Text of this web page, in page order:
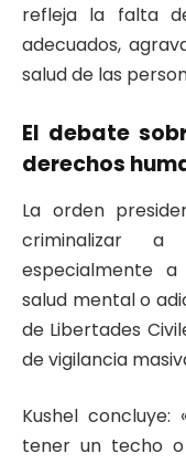
refleja la falta
adecuados,
salud de las
El debate
derechos
La orden
criminalizar
especialmente
salud mental o
de Libertades
de vigilancia
Kushel
tener un techo